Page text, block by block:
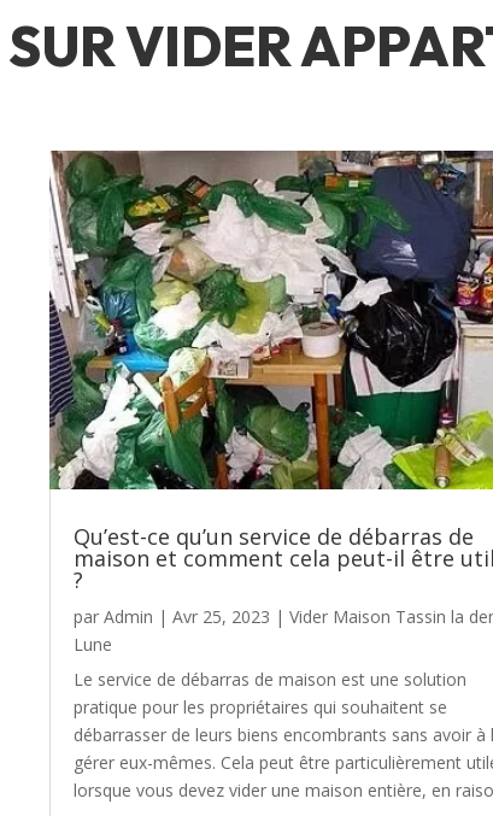
VIDER
Qu’est-ce qu’un service de débarras de
maison et comment cela peut-il être
?
par Admin | Avr 25, 2023 | Vider Maison Tassin la
Lune
Le service de débarras de maison est une solution
pratique pour les propriétaires qui souhaitent se
débarrasser de leurs biens encombrants sans avoir à
gérer eux-mêmes. Cela peut être particulièrement
lorsque vous devez vider une maison entière, en